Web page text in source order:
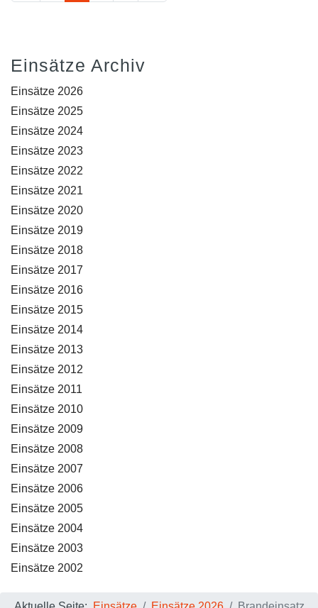
Einsätze Archiv
Einsätze 2026
Einsätze 2025
Einsätze 2024
Einsätze 2023
Einsätze 2022
Einsätze 2021
Einsätze 2020
Einsätze 2019
Einsätze 2018
Einsätze 2017
Einsätze 2016
Einsätze 2015
Einsätze 2014
Einsätze 2013
Einsätze 2012
Einsätze 2011
Einsätze 2010
Einsätze 2009
Einsätze 2008
Einsätze 2007
Einsätze 2006
Einsätze 2005
Einsätze 2004
Einsätze 2003
Einsätze 2002